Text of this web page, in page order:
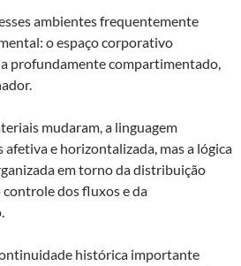
ambientes frequentemente
o espaço corporativo
profundamente compartimentado,
mudaram, a linguagem
e horizontalizada, mas a lógica
em torno da distribuição
dos fluxos e da
histórica importante